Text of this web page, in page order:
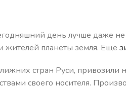
день лучше даже
жителей планеты земля. Еще
стран Руси, привозили
своего носителя.